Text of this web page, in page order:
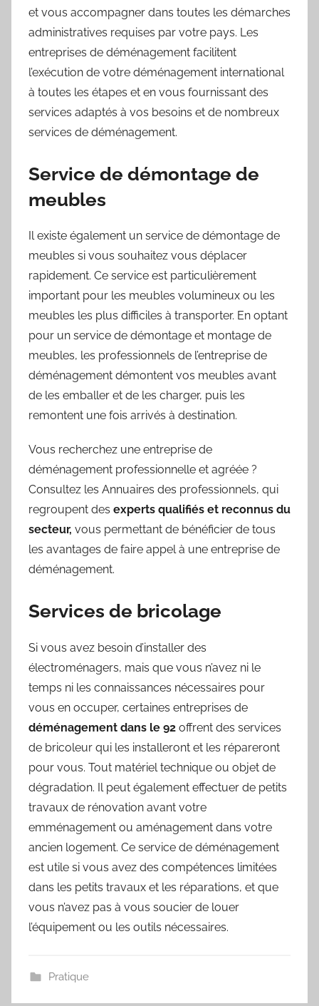
et vous accompagner dans toutes les démarches
administratives requises par votre pays. Les
entreprises de déménagement facilitent
l’exécution de votre déménagement international
à toutes les étapes et en vous fournissant des
services adaptés à vos besoins et de nombreux
services de déménagement.
Service de démontage de
meubles
Il existe également un service de démontage de
meubles si vous souhaitez vous déplacer
rapidement. Ce service est particulièrement
important pour les meubles volumineux ou les
meubles les plus difficiles à transporter. En optant
pour un service de démontage et montage de
meubles, les professionnels de l’entreprise de
déménagement démontent vos meubles avant
de les emballer et de les charger, puis les
remontent une fois arrivés à destination.
Vous recherchez une entreprise de
déménagement professionnelle et agréée ?
Consultez les Annuaires des professionnels, qui
regroupent des experts qualifiés et reconnus du
secteur, vous permettant de bénéficier de tous
les avantages de faire appel à une entreprise de
déménagement.
Services de bricolage
Si vous avez besoin d’installer des
électroménagers, mais que vous n’avez ni le
temps ni les connaissances nécessaires pour
vous en occuper, certaines entreprises de
déménagement dans le 92 offrent des services
de bricoleur qui les installeront et les répareront
pour vous. Tout matériel technique ou objet de
dégradation. Il peut également effectuer de petits
travaux de rénovation avant votre
emménagement ou aménagement dans votre
ancien logement. Ce service de déménagement
est utile si vous avez des compétences limitées
dans les petits travaux et les réparations, et que
vous n’avez pas à vous soucier de louer
l’équipement ou les outils nécessaires.
Pratique